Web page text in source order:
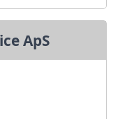
ApS